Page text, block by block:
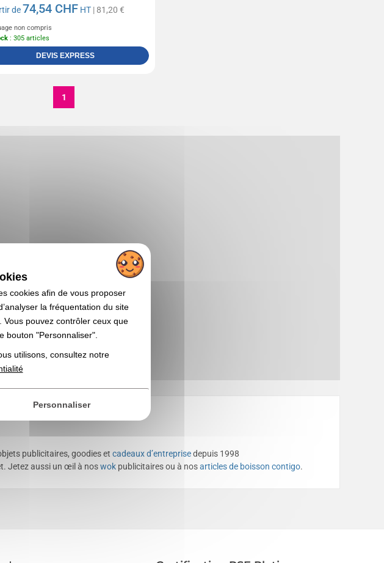
publicitaires, goodies et cadeaux d’entreprisedepuis 1998
Jetez aussi un œil à noswok publicitaires ou à nosarticles de boisson contigo.
de74,54 CHF HT| 81,20 €
non compris
: 305 articles
DEVIS EXPRESS
1
cookies afin de vous proposer
la fréquentation du site
pouvez contrôler ceux que
bouton "Personnaliser".
utilisons, consultez notre
Personnaliser